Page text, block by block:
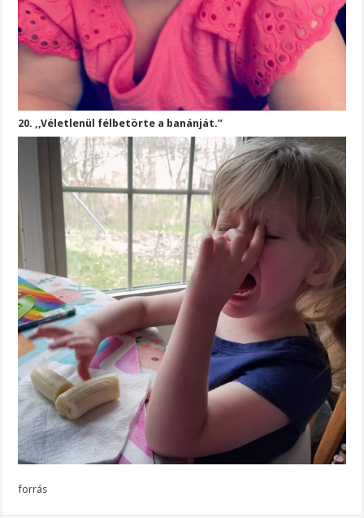
20. ,,Véletlenül félbetörte a banánját.”
forrás